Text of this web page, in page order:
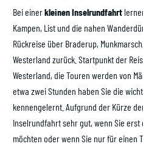
SAS ist grün
Gastgeber werden
Bei einerkleinen Inselrundfahrt
Kampen, List und die nahen
Rückreise über Braderup,
Westerland zurück. Startpunkt der
Westerland, die Touren werden von
etwa zwei Stunden haben Sie die
kennengelernt. Aufgrund der Kürze
Inselrundfahrt sehr gut, wenn Sie
möchten oder wenn Sie nur für einen